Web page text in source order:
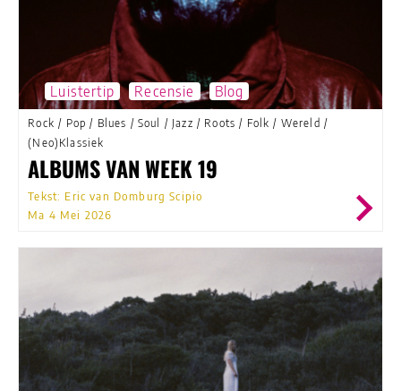
Luistertip Recensie Blog
Rock / Pop / Blues / Soul / Jazz / Roots / Folk / Wereld /
(Neo)Klassiek
ALBUMS VAN WEEK 19
Tekst: Eric van Domburg Scipio
Ma 4 Mei 2026